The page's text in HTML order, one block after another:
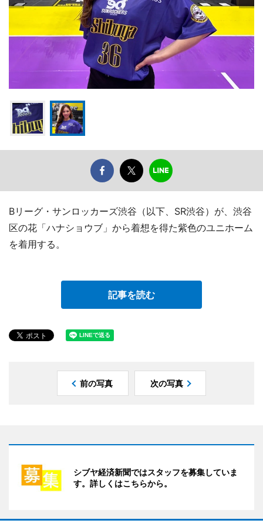
Bリーグ・サンロッカーズ渋谷（以下、SR渋谷）が、渋谷
区の花「ハナショウブ」から着想を得た紫色のユニホーム
を着用する。
記事を読む
前の写真 次の写真
シブヤ経済新聞ではスタッフを募集していま
す。詳しくはこちらから。